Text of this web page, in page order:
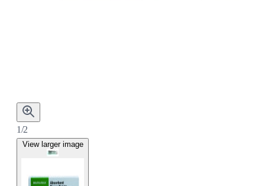
1/2
View larger image